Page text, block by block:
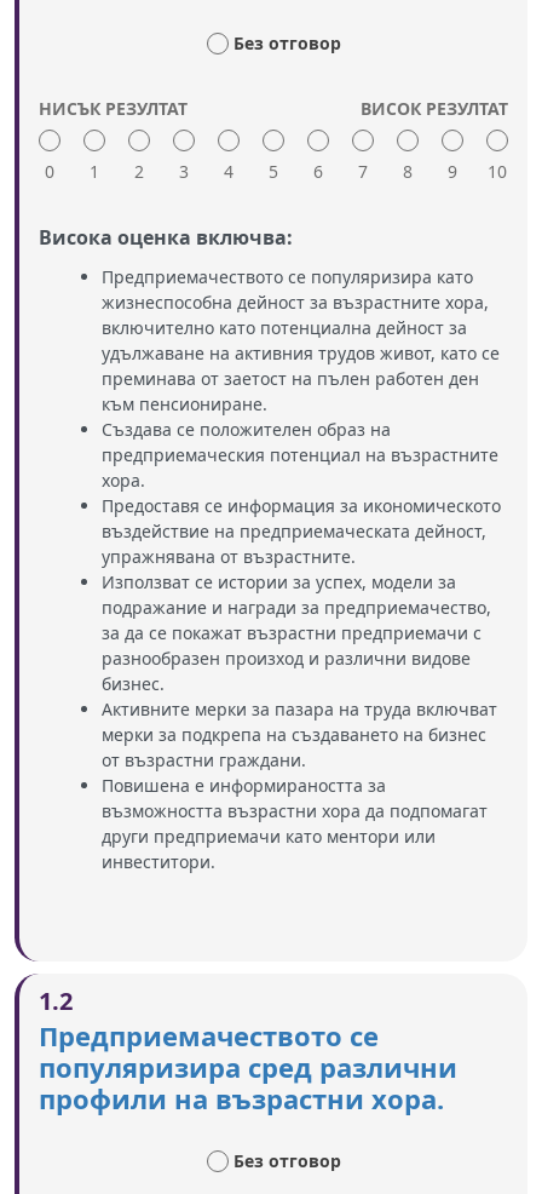
Без отговор
НИСЪК РЕЗУЛТАТ
0 1 2 3 4 5 6 7 8 9
ВИСОК РЕЗУЛТАТ
10
Висока оценка включва:
Предприемачеството се популяризира като
жизнеспособна дейност за възрастните хора,
включително като потенциална дейност за
удължаване на активния трудов живот, като се
преминава от заетост на пълен работен ден
към пенсиониране.
Създава се положителен образ на
предприемаческия потенциал на възрастните
хора.
Предоставя се информация за икономическото
въздействие на предприемаческата дейност,
упражнявана от възрастните.
Използват се истории за успех, модели за
подражание и награди за предприемачество,
за да се покажат възрастни предприемачи с
разнообразен произход и различни видове
бизнес.
Активните мерки за пазара на труда включват
мерки за подкрепа на създаването на бизнес
от възрастни граждани.
Повишена е информираността за
възможността възрастни хора да подпомагат
други предприемачи като ментори или
инвеститори.
1.2
Предприемачеството се
популяризира сред различни
профили на възрастни хора.
Без отговор